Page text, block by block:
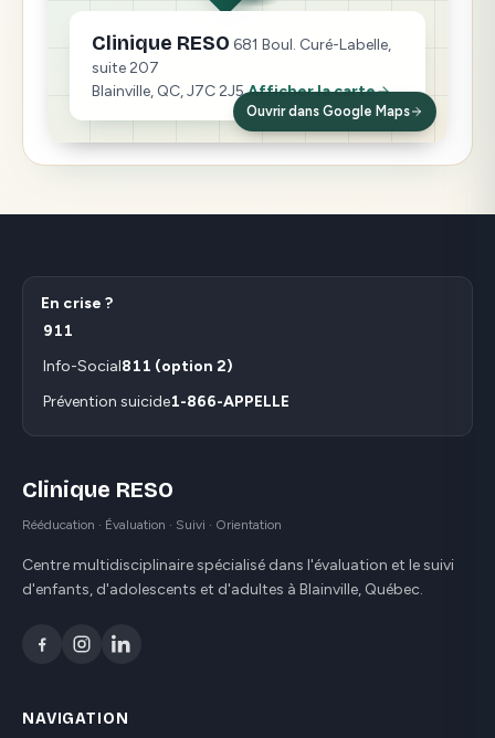
Clinique RESO 681 Boul. Curé-Labelle,
suite 207
Blainville, QC, J7C 2J5Afficher la carte
Ouvrir dans Google Maps
En crise ?
911
Info-Social811 (option 2)
Prévention suicide1-866-APPELLE
Clinique RESO
Rééducation · Évaluation · Suivi · Orientation
Centre multidisciplinaire spécialisé dans l'évaluation et le suivi
d'enfants, d'adolescents et d'adultes à Blainville, Québec.
NAVIGATION